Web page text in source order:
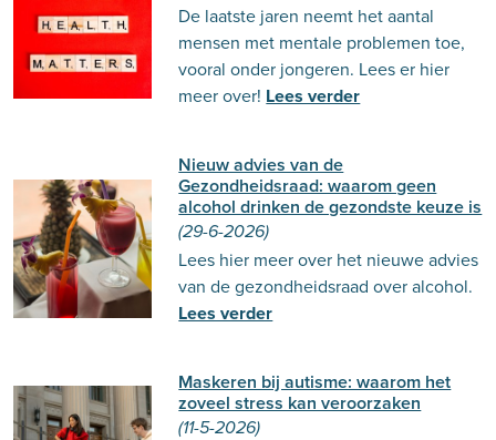
De laatste jaren neemt het aantal
mensen met mentale problemen toe,
vooral onder jongeren. Lees er hier
meer over! Lees verder
Nieuw advies van de
Gezondheidsraad: waarom geen
alcohol drinken de gezondste keuze is
(29-6-2026)
Lees hier meer over het nieuwe advies
van de gezondheidsraad over alcohol.
Lees verder
Maskeren bij autisme: waarom het
zoveel stress kan veroorzaken
(11-5-2026)